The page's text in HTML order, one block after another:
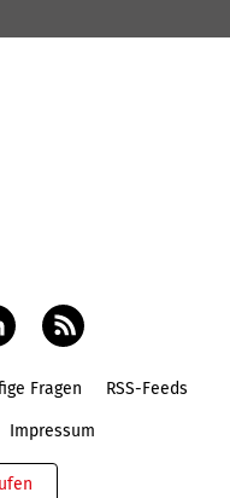
Fragen RSS-Feeds
Impressum